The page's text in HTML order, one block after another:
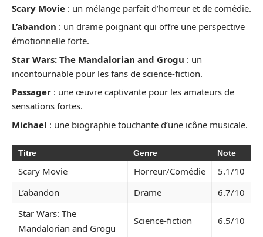
Scary Movie : un mélange parfait d’horreur et de comédie.
L’abandon : un drame poignant qui offre une perspective
émotionnelle forte.
Star Wars: The Mandalorian and Grogu : un
incontournable pour les fans de science-fiction.
Passager : une œuvre captivante pour les amateurs de
sensations fortes.
Michael : une biographie touchante d’une icône musicale.
Titre Genre Note
Scary Movie Horreur/Comédie
5.1/10
L’abandon
Drame
6.7/10
Star Wars: The
Mandalorian and Grogu
Science-fiction 6.5/10